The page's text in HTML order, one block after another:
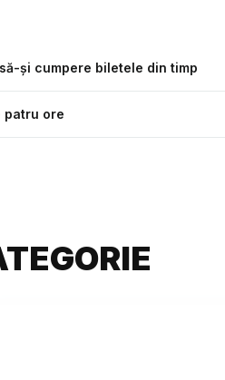
și cumpere biletele din timp
patru ore